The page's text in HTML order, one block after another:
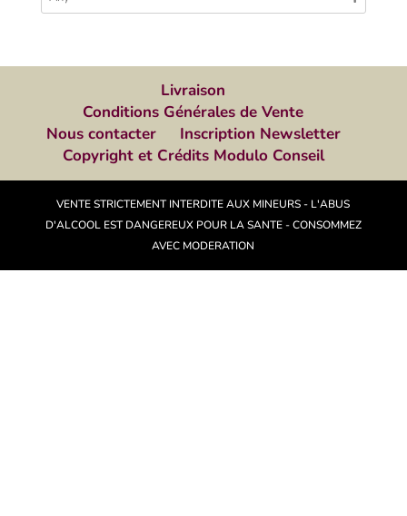
Livraison
Conditions Générales de Vente
Nous contacter
Inscription Newsletter
Copyright et Crédits Modulo Conseil
VENTE STRICTEMENT INTERDITE AUX MINEURS - L'ABUS
D'ALCOOL EST DANGEREUX POUR LA SANTE - CONSOMMEZ
AVEC MODERATION